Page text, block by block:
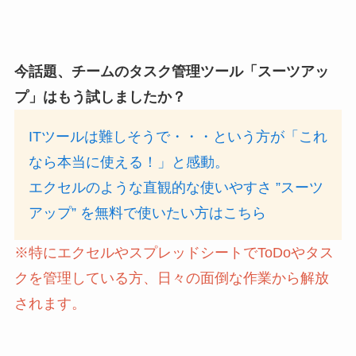
今話題、チームのタスク管理ツール「スーツアッ
プ」はもう試しましたか？
ITツールは難しそうで・・・という方が「これ
なら本当に使える！」と感動。
エクセルのような直観的な使いやすさ ”スーツ
アップ” を無料で使いたい方はこちら
※特にエクセルやスプレッドシートでToDoやタス
クを管理している方、日々の面倒な作業から解放
されます。